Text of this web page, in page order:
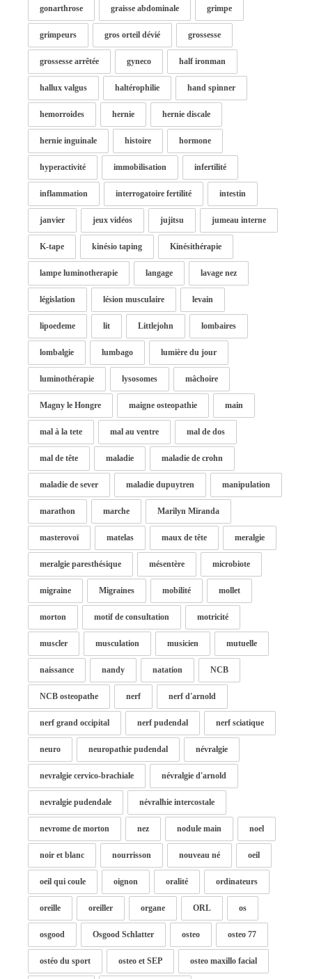
gonarthrose graisse abdominale grimpe
grimpeurs gros orteil dévié grossesse
grossesse arrêtée gyneco half ironman
hallux valgus haltérophilie hand spinner
hemorroides hernie hernie discale
hernie inguinale histoire hormone
hyperactivité immobilisation infertilité
inflammation interrogatoire fertilité intestin
janvier jeux vidéos jujitsu jumeau interne
K-tape kinésio taping Kinésithérapie
lampe luminotherapie langage lavage nez
législation lésion musculaire levain
lipoedeme lit Littlejohn lombaires
lombalgie lumbago lumière du jour
luminothérapie lysosomes mâchoire
Magny le Hongre maigne osteopathie main
mal à la tete mal au ventre mal de dos
mal de tête maladie maladie de crohn
maladie de sever maladie dupuytren manipulation
marathon marche Marilyn Miranda
masterovoï matelas maux de tête meralgie
meralgie paresthésique mésentère microbiote
migraine Migraines mobilité mollet
morton motif de consultation motricité
muscler musculation musicien mutuelle
naissance nandy natation NCB
NCB osteopathe nerf nerf d'arnold
nerf grand occipital nerf pudendal nerf sciatique
neuro neuropathie pudendal névralgie
nevralgie cervico-brachiale névralgie d'arnold
nevralgie pudendale névralhie intercostale
nevrome de morton nez nodule main noel
noir et blanc nourrisson nouveau né oeil
oeil qui coule oignon oralité ordinateurs
oreille oreiller organe ORL os
osgood Osgood Schlatter osteo osteo 77
ostéo du sport osteo et SEP osteo maxillo facial